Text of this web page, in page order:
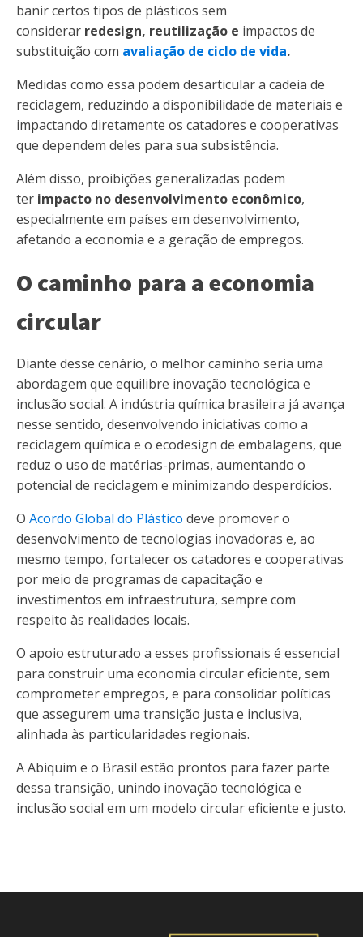
banir certos tipos de plásticos sem
considerar redesign, reutilização e impactos de
substituição com avaliação de ciclo de vida.
Medidas como essa podem desarticular a cadeia de
reciclagem, reduzindo a disponibilidade de materiais e
impactando diretamente os catadores e cooperativas
que dependem deles para sua subsistência.
Além disso, proibições generalizadas podem
ter impacto no desenvolvimento econômico,
especialmente em países em desenvolvimento,
afetando a economia e a geração de empregos.
O caminho para a economia
circular
Diante desse cenário, o melhor caminho seria uma
abordagem que equilibre inovação tecnológica e
inclusão social. A indústria química brasileira já avança
nesse sentido, desenvolvendo iniciativas como a
reciclagem química e o ecodesign de embalagens, que
reduz o uso de matérias-primas, aumentando o
potencial de reciclagem e minimizando desperdícios.
O Acordo Global do Plástico deve promover o
desenvolvimento de tecnologias inovadoras e, ao
mesmo tempo, fortalecer os catadores e cooperativas
por meio de programas de capacitação e
investimentos em infraestrutura, sempre com
respeito às realidades locais.
O apoio estruturado a esses profissionais é essencial
para construir uma economia circular eficiente, sem
comprometer empregos, e para consolidar políticas
que assegurem uma transição justa e inclusiva,
alinhada às particularidades regionais.
A Abiquim e o Brasil estão prontos para fazer parte
dessa transição, unindo inovação tecnológica e
inclusão social em um modelo circular eficiente e justo.